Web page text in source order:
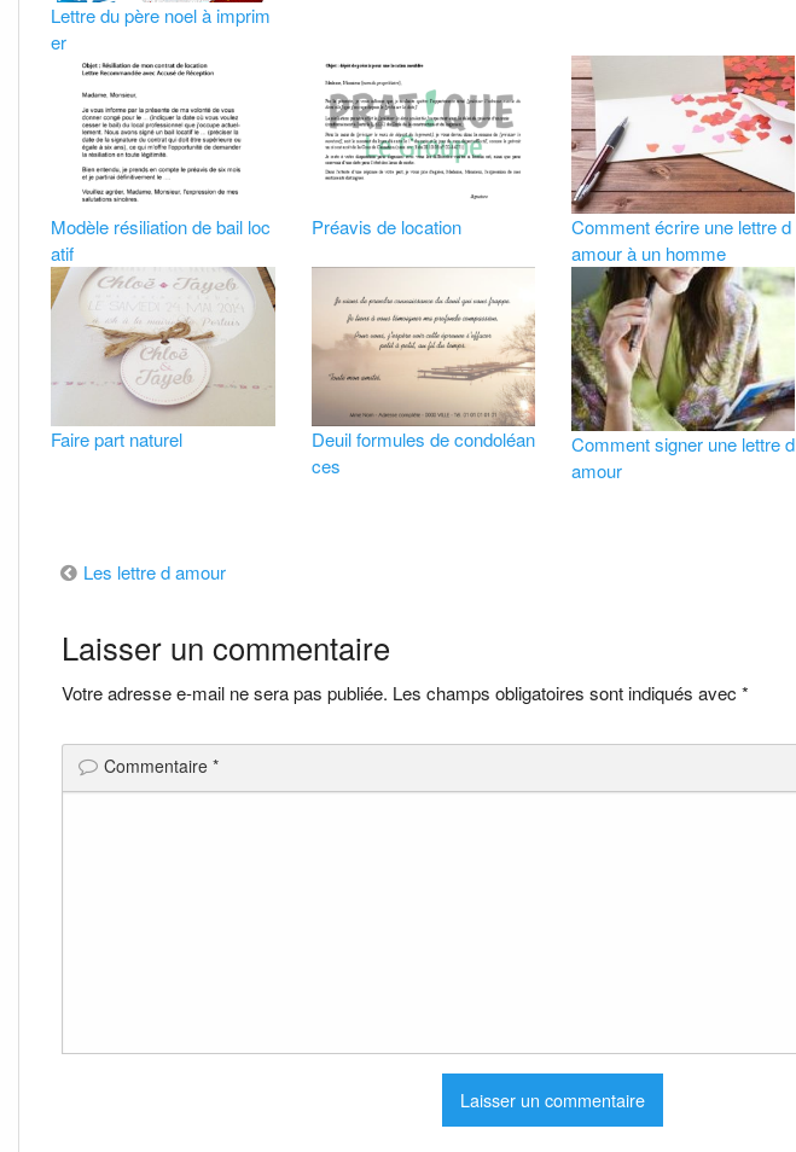
Lettre du père noel à imprim
er
Modèle résiliation de bail loc
atif
Préavis de location
Comment écrire une lettre d
amour à un homme
Faire part naturel
Deuil formules de condoléan
ces
Comment signer une lettre d
amour
Navigation
de
l’article
Les lettre d amour
Laisser un commentaire
Votre adresse e-mail ne sera pas publiée. Les champs obligatoires sont indiqués avec *
Commentaire *